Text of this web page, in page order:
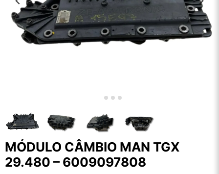
MÓDULO CÂMBIO MAN TGX
29.480 – 6009097808